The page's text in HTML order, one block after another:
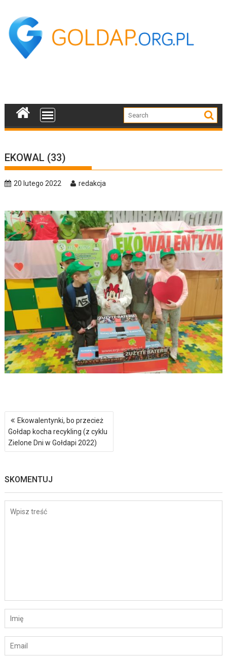
content
EKOWAL (33)
20 lutego 2022 redakcja
Nawigacja
wpisu
Ekowalentynki, bo przecież
Gołdap kocha recykling (z cyklu
Zielone Dni w Gołdapi 2022)
SKOMENTUJ